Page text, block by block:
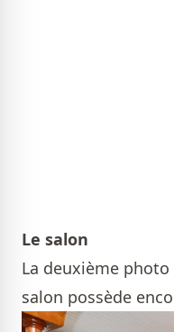
Le salon
La deuxième
salon possède